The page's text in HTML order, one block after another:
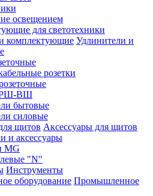
освещением
для светотехники
Удлинители и
розетки
РШ-ВШ
бытовые
силовые
Аксессуары для щитов
и аксессуары
MG
"N"
Инструменты
Промышленное